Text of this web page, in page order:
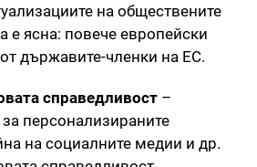
на обществените
е ясна: повече европейски
държавите-членки на ЕС.
справедливост –
персонализираните
на социалните медии и др.